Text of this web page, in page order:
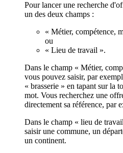
Pour lancer une recherche
un des deux champs :
« Métier, compétence,
ou
« Lieu de travail ».
Dans le champ « Métier,
vous pouvez saisir, par
« brasserie » en tapant sur la
mot. Vous recherchez une
directement sa référence, par
Dans le champ « lieu de
saisir une commune, un
un continent.